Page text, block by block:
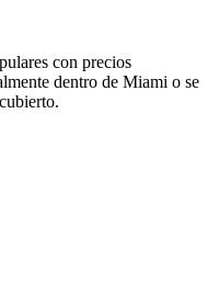
con precios
dentro de Miami o se